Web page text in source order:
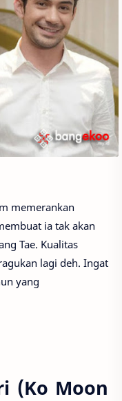
memerankan
ia tak akan
Tae. Kualitas
lagi deh. Ingat
yang
(Ko Moon